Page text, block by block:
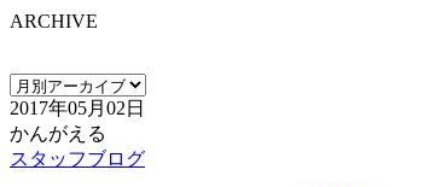
ARCHIVE
2017年05月02日
かんがえる
スタッフブログ